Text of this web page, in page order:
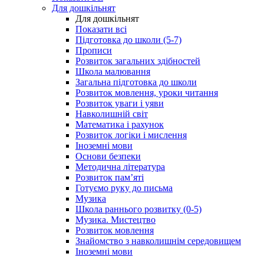
Для дошкільнят
Для дошкільнят
Показати всі
Підготовка до школи (5-7)
Прописи
Розвиток загальних здібностей
Школа малювання
Загальна підготовка до школи
Розвиток мовлення, уроки читання
Розвиток уваги і уяви
Навколишній світ
Математика і рахунок
Розвиток логіки і мислення
Іноземні мови
Основи безпеки
Методична література
Розвиток пам’яті
Готуємо руку до письма
Музика
Школа раннього розвитку (0-5)
Музика. Мистецтво
Розвиток мовлення
Знайомство з навколишнім середовищем
Іноземні мови